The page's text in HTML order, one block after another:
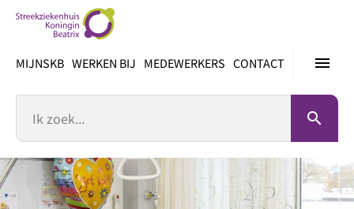
inhoud
menu
MIJNSKB WERKEN BIJ MEDEWERKERS CONTACT
search